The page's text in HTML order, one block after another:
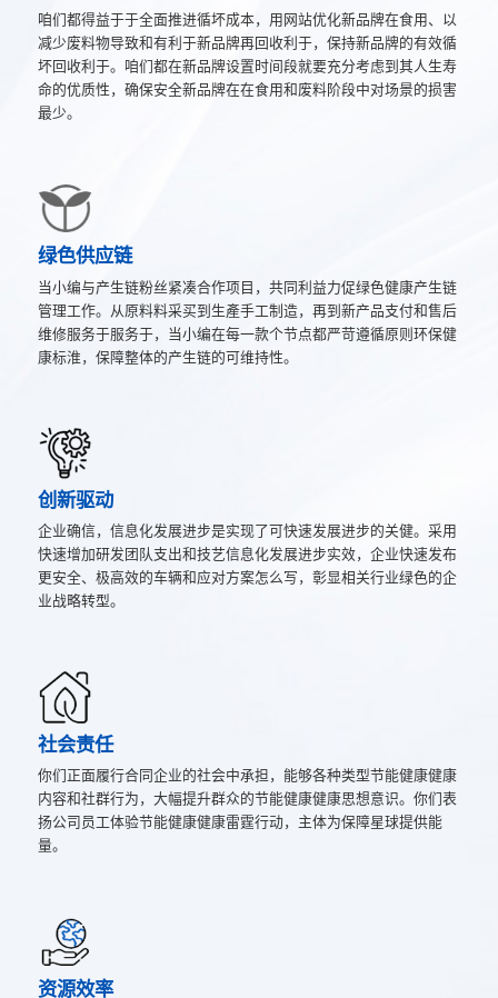
咱们都得益于于全面推进循坏成本，用网站优化新品牌在食用、以
减少废料物导致和有利于新品牌再回收利于，保持新品牌的有效循
坏回收利于。咱们都在新品牌设置时间段就要充分考虑到其人生寿
命的优质性，确保安全新品牌在在食用和废料阶段中对场景的损害
最少。
绿色供应链
当小编与产生链粉丝紧凑合作项目，共同利益力促绿色健康产生链
管理工作。从原料料采买到生產手工制造，再到新产品支付和售后
维修服务于服务于，当小编在每一款个节点都严苛遵循原则环保健
康标淮，保障整体的产生链的可维持性。
创新驱动
企业确信，信息化发展进步是实现了可快速发展进步的关健。采用
快速增加研发团队支出和技艺信息化发展进步实效，企业快速发布
更安全、极高效的车辆和应对方案怎么写，彰显相关行业绿色的企
业战略转型。
社会责任
你们正面履行合同企业的社会中承担，能够各种类型节能健康健康
内容和社群行为，大幅提升群众的节能健康健康思想意识。你们表
扬公司员工体验节能健康健康雷霆行动，主体为保障星球提供能
量。
资源效率